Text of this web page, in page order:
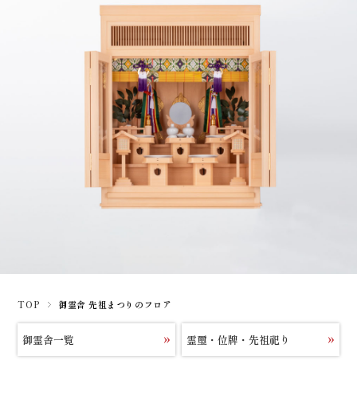
TOP 御霊舎 先祖まつりのフロア
御霊舎一覧 霊璽・位牌・先祖祀り